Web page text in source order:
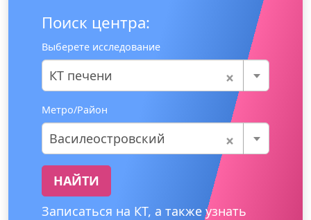
Поиск центра:
Выберете исследование
×
КТ печени
Метро/Район
×
Василеостровский
НАЙТИ
Записаться на КТ, а также узнать